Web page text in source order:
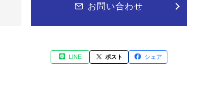
お問い合わせ
LINE ポスト シェア